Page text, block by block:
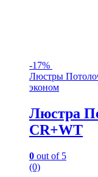
-17%
Люстры
эконом
Люстра
CR+WT
0 out of 5
(0)